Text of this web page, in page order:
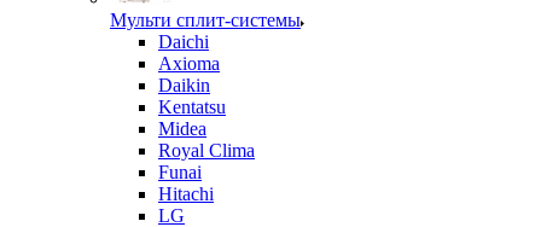
Мульти сплит-системы
Daichi
Axioma
Daikin
Kentatsu
Midea
Royal Clima
Funai
Hitachi
LG